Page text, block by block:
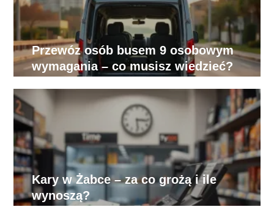
Przewóz osób busem 9 osobowym
wymagania – co musisz wiedzieć?
Kary w Żabce – za co grożą i ile
wynoszą?